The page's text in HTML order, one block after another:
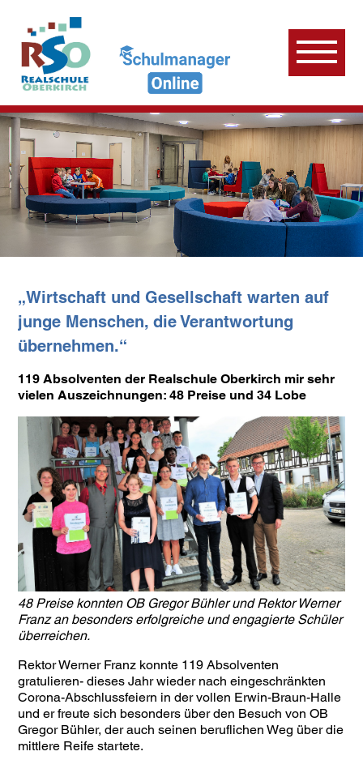
„Wirtschaft und Gesellschaft warten auf
junge Menschen, die Verantwortung
übernehmen.“
119 Absolventen der Realschule Oberkirch mir sehr
vielen Auszeichnungen: 48 Preise und 34 Lobe
48 Preise konnten OB Gregor Bühler und Rektor Werner
Franz an besonders erfolgreiche und engagierte Schüler
überreichen.
Rektor Werner Franz konnte 119 Absolventen
gratulieren- dieses Jahr wieder nach eingeschränkten
Corona-Abschlussfeiern in der vollen Erwin-Braun-Halle
und er freute sich besonders über den Besuch von OB
Gregor Bühler, der auch seinen beruflichen Weg über die
mittlere Reife startete.